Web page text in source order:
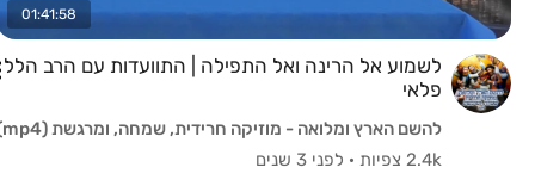
01:41:58
לשמוע אל הרינה ואל התפילה | התוועדות עם הרב הלל
פלאי
להשם הארץ ומלואה - מוזיקה חרידית, שמחה, ומרגשת (mp4)
2.4k צפיות
· לפני 3 שנים